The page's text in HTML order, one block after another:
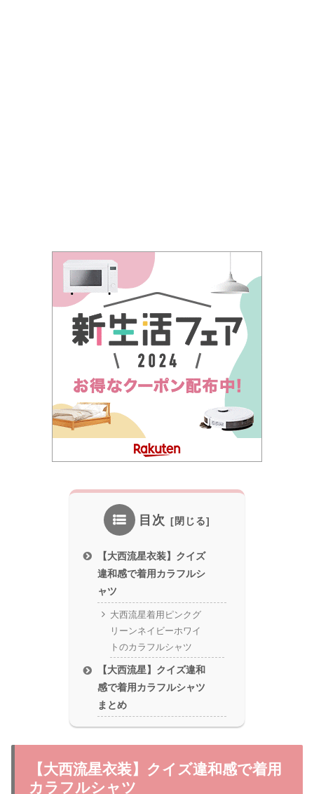
目次
【大西流星衣装】クイズ
違和感で着用カラフルシ
ャツ
大西流星着用ピンクグ
リーンネイビーホワイ
トのカラフルシャツ
【大西流星】クイズ違和
感で着用カラフルシャツ
まとめ
【大西流星衣装】クイズ違和感で着用
カラフルシャツ